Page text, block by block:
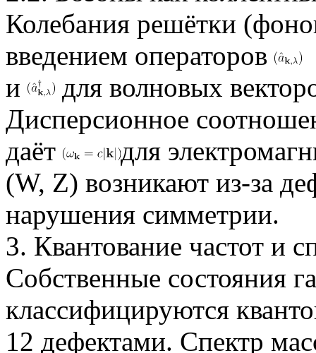
Колебания решётки
введением операторов
и
для волновых
Дисперсионное
даёт
для
(W, Z) возникают из-за
нарушения симметрии.
3. Квантование частот и
Собственные состояния
классифицируются
12 дефектами. Спектр